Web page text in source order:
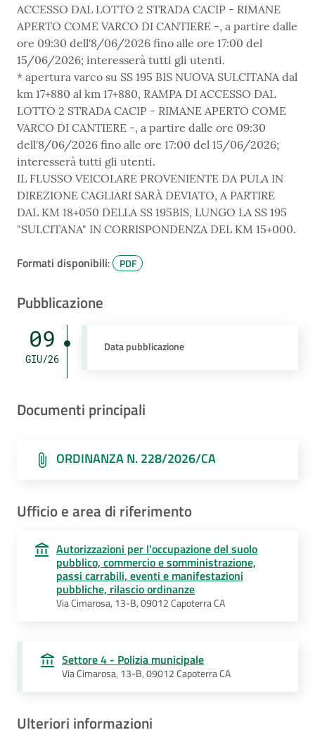
ACCESSO DAL LOTTO 2 STRADA CACIP - RIMANE
APERTO COME VARCO DI CANTIERE -, a partire dalle
ore 09:30 dell'8/06/2026 fino alle ore 17:00 del
15/06/2026; interesserà tutti gli utenti.
* apertura varco su SS 195 BIS NUOVA SULCITANA dal
km 17+880 al km 17+880, RAMPA DI ACCESSO DAL
LOTTO 2 STRADA CACIP - RIMANE APERTO COME
VARCO DI CANTIERE -, a partire dalle ore 09:30
dell'8/06/2026 fino alle ore 17:00 del 15/06/2026;
interesserà tutti gli utenti.
IL FLUSSO VEICOLARE PROVENIENTE DA PULA IN
DIREZIONE CAGLIARI SARÀ DEVIATO, A PARTIRE
DAL KM 18+050 DELLA SS 195BIS, LUNGO LA SS 195
"SULCITANA" IN CORRISPONDENZA DEL KM 15+000.
Formati disponibili: PDF
Pubblicazione
09
GIU/26
Data pubblicazione
Documenti principali
ORDINANZA N. 228/2026/CA
Ufficio e area di riferimento
Autorizzazioni per l'occupazione del suolo
pubblico, commercio e somministrazione,
passi carrabili, eventi e manifestazioni
pubbliche, rilascio ordinanze
Via Cimarosa, 13-B, 09012 Capoterra CA
Settore 4 - Polizia municipale
Via Cimarosa, 13-B, 09012 Capoterra CA
Ulteriori informazioni